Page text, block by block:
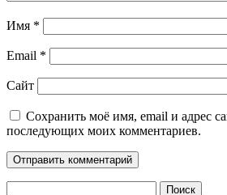
Имя *
Email *
Сайт
Сохранить моё имя, email и адрес
последующих моих комментариев.